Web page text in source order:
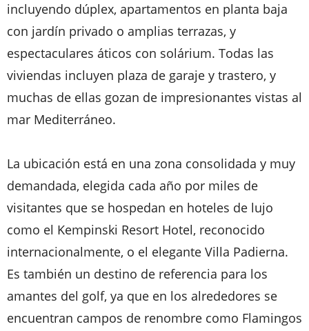
incluyendo dúplex, apartamentos en planta baja
con jardín privado o amplias terrazas, y
espectaculares áticos con solárium. Todas las
viviendas incluyen plaza de garaje y trastero, y
muchas de ellas gozan de impresionantes vistas al
mar Mediterráneo.
La ubicación está en una zona consolidada y muy
demandada, elegida cada año por miles de
visitantes que se hospedan en hoteles de lujo
como el Kempinski Resort Hotel, reconocido
internacionalmente, o el elegante Villa Padierna.
Es también un destino de referencia para los
amantes del golf, ya que en los alrededores se
encuentran campos de renombre como Flamingos